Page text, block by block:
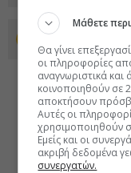
Μάθετε
Θα γίνει
οι πληροφορίες
αναγνωριστικά και
κοινοποιηθούν σε
αποκτήσουν
Αυτές οι
χρησιμοποιηθούν
Εμείς και οι
ακριβή δεδομένα
συνεργατών.